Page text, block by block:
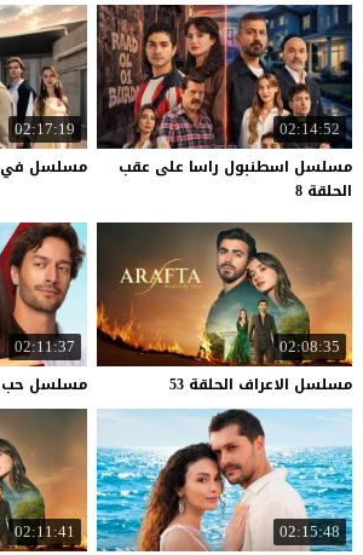
02:14:52
مسلسل اسطنبول راسا على عقب
الحلقة 8
02:17:19
مسلسل في
02:08:35
مسلسل الاعراف الحلقة 53
02:11:37
مسلسل حب
02:15:48
02:11:41